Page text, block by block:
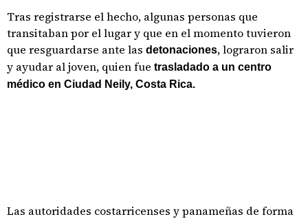
Tras registrarse el hecho, algunas personas que
transitaban por el lugar y que en el momento tuvieron
que resguardarse ante las detonaciones, lograron salir
y ayudar al joven, quien fue trasladado a un centro
médico en Ciudad Neily, Costa Rica.
Las autoridades costarricenses y panameñas de forma